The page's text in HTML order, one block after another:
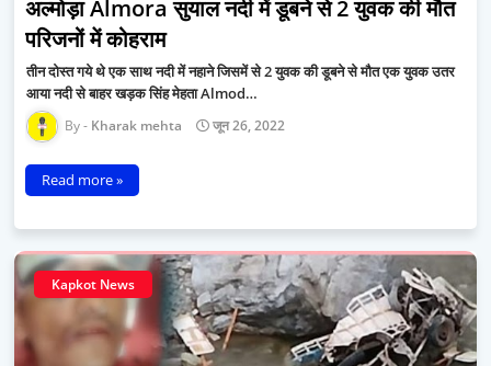
अल्मोड़ा Almora सुयाल नदी में डूबने से 2 युवक की मौत
परिजनों में कोहराम
तीन दोस्त गये थे एक साथ नदी में नहाने जिसमें से 2 युवक की डूबने से मौत एक युवक उतर
आया नदी से बाहर खड़क सिंह मेहता Almod…
Kharak mehta जून 26, 2022
Read more »
Kapkot News